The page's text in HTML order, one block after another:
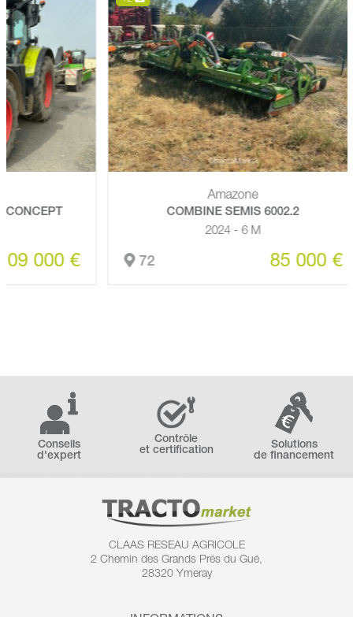
€
Amazone
COMBINE SEMIS 6002.2
2024 - 6 M
85 000 €
Conseils
d'expert
Contrôle
et certification
Solutions
de financement
CLAAS RESEAU AGRICOLE
2 Chemin des Grands Prés du Gué,
28320 Ymeray